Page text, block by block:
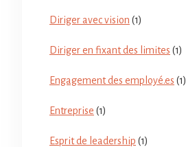
Diriger avec vision (1)
Diriger en fixant des limites (1)
Engagement des employé.es (1)
Entreprise (1)
Esprit de leadership (1)